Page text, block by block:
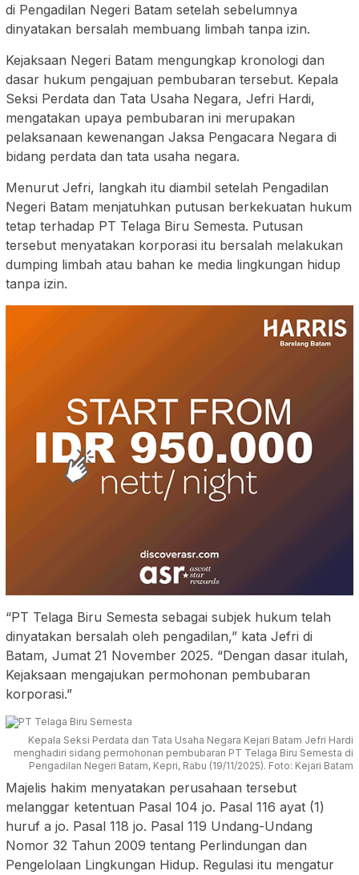
di Pengadilan Negeri Batam setelah sebelumnya
dinyatakan bersalah membuang limbah tanpa izin.
Kejaksaan Negeri Batam mengungkap kronologi dan
dasar hukum pengajuan pembubaran tersebut. Kepala
Seksi Perdata dan Tata Usaha Negara, Jefri Hardi,
mengatakan upaya pembubaran ini merupakan
pelaksanaan kewenangan Jaksa Pengacara Negara di
bidang perdata dan tata usaha negara.
Menurut Jefri, langkah itu diambil setelah Pengadilan
Negeri Batam menjatuhkan putusan berkekuatan hukum
tetap terhadap PT Telaga Biru Semesta. Putusan
tersebut menyatakan korporasi itu bersalah melakukan
dumping limbah atau bahan ke media lingkungan hidup
tanpa izin.
“PT Telaga Biru Semesta sebagai subjek hukum telah
dinyatakan bersalah oleh pengadilan,” kata Jefri di
Batam, Jumat 21 November 2025. “Dengan dasar itulah,
Kejaksaan mengajukan permohonan pembubaran
korporasi.”
Kepala Seksi Perdata dan Tata Usaha Negara Kejari Batam Jefri Hardi
menghadiri sidang permohonan pembubaran PT Telaga Biru Semesta di
Pengadilan Negeri Batam, Kepri, Rabu (19/11/2025). Foto: Kejari Batam
Majelis hakim menyatakan perusahaan tersebut
melanggar ketentuan Pasal 104 jo. Pasal 116 ayat (1)
huruf a jo. Pasal 118 jo. Pasal 119 Undang-Undang
Nomor 32 Tahun 2009 tentang Perlindungan dan
Pengelolaan Lingkungan Hidup. Regulasi itu mengatur